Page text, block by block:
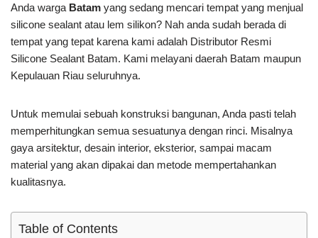
Anda warga Batam yang sedang mencari tempat yang menjual
silicone sealant atau lem silikon? Nah anda sudah berada di
tempat yang tepat karena kami adalah Distributor Resmi
Silicone Sealant Batam. Kami melayani daerah Batam maupun
Kepulauan Riau seluruhnya.
Untuk memulai sebuah konstruksi bangunan, Anda pasti telah
memperhitungkan semua sesuatunya dengan rinci. Misalnya
gaya arsitektur, desain interior, eksterior, sampai macam
material yang akan dipakai dan metode mempertahankan
kualitasnya.
Table of Contents